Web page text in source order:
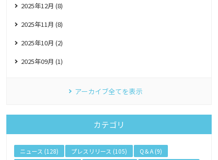
2025年12月 (8)
2025年11月 (8)
2025年10月 (2)
2025年09月 (1)
アーカイブ全てを表示
カテゴリ
ニュース (128) プレスリリース (105)
Q＆A (9)